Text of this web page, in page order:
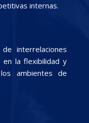
internas.
interrelaciones
en la flexibilidad y
ambientes de